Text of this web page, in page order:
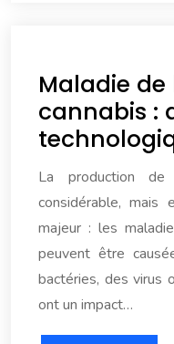
Maladie
cannabis :
La production de
considérable,
majeur : les
peuvent être
bactéries, des virus
ont un impact…